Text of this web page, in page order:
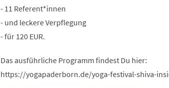
- 11 Referent*innen
- und leckere Verpflegung
- für 120 EUR.
Das ausführliche Programm findest Du hier:
https://yogapaderborn.de/yoga-festival-shiva-